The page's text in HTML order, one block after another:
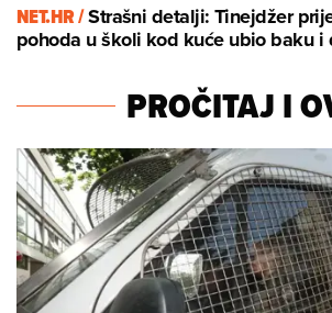
NET.HR /Strašni detalji: Tinejdžer
pohoda u školi kod kuće ubio baku i
PROČITAJ I